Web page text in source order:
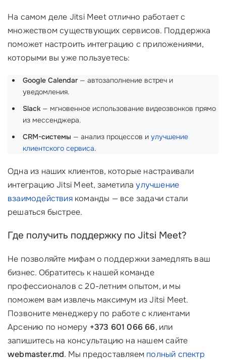
На самом деле Jitsi Meet отлично работает с
множеством существующих сервисов. Поддержка
поможет настроить интеграцию с приложениями,
которыми вы уже пользуетесь:
Google Calendar — автозаполнение встреч и
уведомления.
Slack— мгновенное использование видеозвонков прямо
из мессенджера.
CRM-системы — анализ процессов и улучшение
клиентского сервиса.
Одна из наших клиентов, которые настраивали
интеграцию Jitsi Meet, заметилаулучшение
взаимодействиякоманды — все задачи стали
решаться быстрее.
Где получить поддержку по Jitsi Meet?
Не позволяйте мифам о поддержки замедлять ваш
бизнес. Обратитесь к нашей команде
профессионалов с 20-летним опытом, и мы
поможем вам извлечь максимум из Jitsi Meet.
Позвоните менеджеру по работе с клиентами
Арсению по номеру +373 601 066 66, или
запишитесь на консультацию на нашем сайте
webmaster.md. Мы предоставляем полный спектр